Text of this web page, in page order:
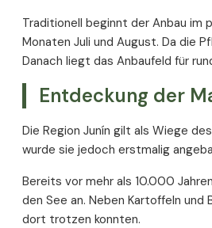
Traditionell beginnt der Anbau im
Monaten Juli und August. Da die
Danach liegt das Anbaufeld für
Entdeckung der
Die Region Junín gilt als Wiege
wurde sie jedoch erstmalig
Bereits vor mehr als 10.000
den See an. Neben Kartoffeln
dort trotzen konnten.